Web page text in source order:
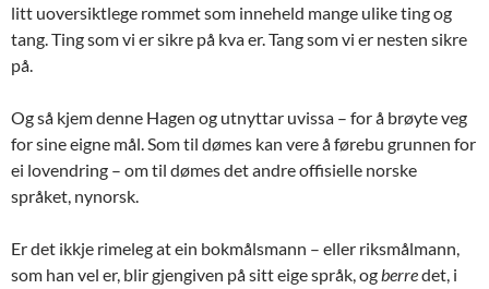
litt uoversiktlege rommet som inneheld mange ulike ting og
tang. Ting som vi er sikre på kva er. Tang som vi er nesten sikre
på.
Og så kjem denne Hagen og utnyttar uvissa – for å brøyte veg
for sine eigne mål. Som til dømes kan vere å førebu grunnen for
ei lovendring – om til dømes det andre offisielle norske
språket, nynorsk.
Er det ikkje rimeleg at ein bokmålsmann – eller riksmålmann,
som han vel er, blir gjengiven på sitt eige språk, ogberredet, i